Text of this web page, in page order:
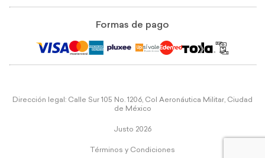
Formas de pago
Dirección legal: Calle Sur 105 No. 1206, Col Aeronáutica Militar, Ciudad
de México
Justo 2026
Términos y Condiciones